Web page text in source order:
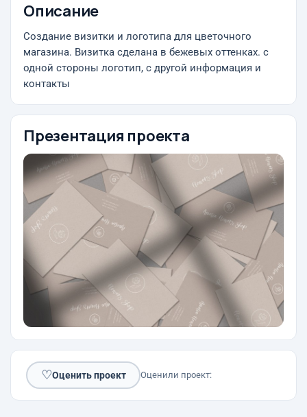
Описание
Создание визитки и логотипа для цветочного
магазина. Визитка сделана в бежевых оттенках. с
одной стороны логотип, с другой информация и
контакты
Презентация проекта
♡Оценить проект Оценили проект: